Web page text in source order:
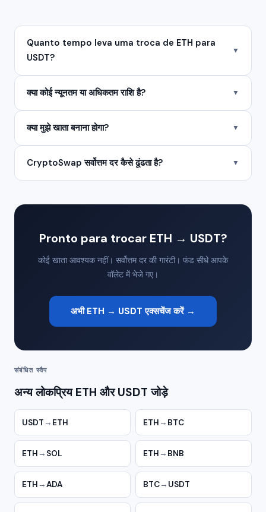
Quanto tempo leva uma troca de ETH para
USDT?
▼
क्या कोई न्यूनतम या अधिकतम राशि है? ▼
क्या मुझे खाता बनाना होगा? ▼
CryptoSwap सर्वोत्तम दर कैसे ढूंढता है? ▼
Pronto para trocar ETH → USDT?
कोई खाता आवश्यक नहीं। सर्वोत्तम दर की गारंटी। फंड सीधे आपके
वॉलेट में भेजे गए।
अभी ETH → USDT एक्सचेंज करें →
संबंधित स्वैप
अन्य लोकप्रिय ETH और USDT जोड़े
USDT → ETH ETH → BTC
ETH → SOL ETH → BNB
ETH →ADA BTC→ USDT